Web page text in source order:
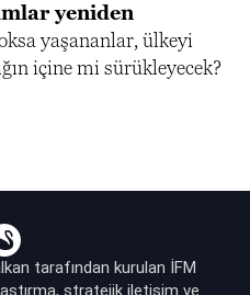
yeniden
yaşananlar, ülkeyi
içine mi sürükleyecek?
tarafından kurulan İFM
stratejik iletişim ve